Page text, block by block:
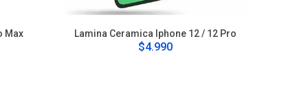
Max Lamina Ceramica Iphone 12 / 12 Pro
$4.990